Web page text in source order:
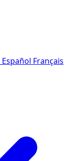
Español Français